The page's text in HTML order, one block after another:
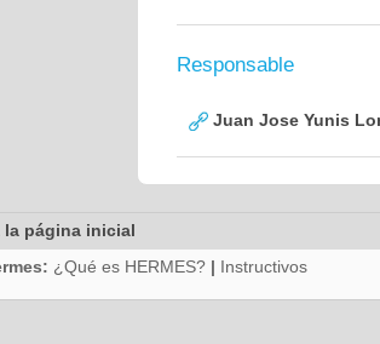
Responsable
Juan Jose Yunis
la página inicial
¿Qué es HERMES? | Instructivos